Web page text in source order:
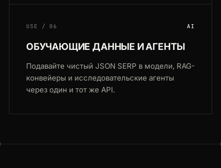
USE / 06 AI
ОБУЧАЮЩИЕ ДАННЫЕ И АГЕНТЫ
Подавайте чистый JSON SERP в модели, RAG-
конвейеры и исследовательские агенты
через один и тот же API.